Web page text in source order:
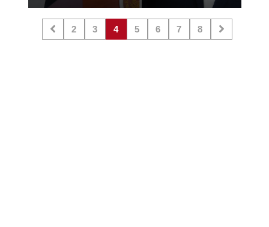
2 3 4 5 6 7 8